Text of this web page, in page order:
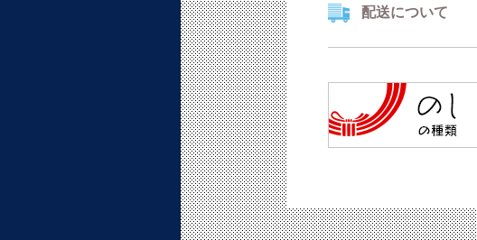
配送について